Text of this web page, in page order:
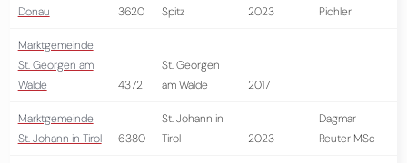
Donau
3620 Spitz 2023
Pichler
Marktgemeinde
St. Georgen am
Walde
4372
St. Georgen
am Walde
2017
Marktgemeinde
St. Johann in Tirol
6380
St. Johann in
Tirol
2023
Dagmar
Reuter MSc